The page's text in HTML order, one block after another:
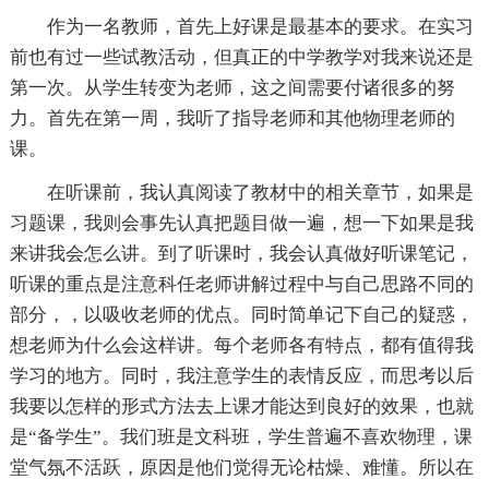
作为一名教师，首先上好课是最基本的要求。在实习
前也有过一些试教活动，但真正的中学教学对我来说还是
第一次。从学生转变为老师，这之间需要付诸很多的努
力。首先在第一周，我听了指导老师和其他物理老师的
课。
在听课前，我认真阅读了教材中的相关章节，如果是
习题课，我则会事先认真把题目做一遍，想一下如果是我
来讲我会怎么讲。到了听课时，我会认真做好听课笔记，
听课的重点是注意科任老师讲解过程中与自己思路不同的
部分，，以吸收老师的优点。同时简单记下自己的疑惑，
想老师为什么会这样讲。每个老师各有特点，都有值得我
学习的地方。同时，我注意学生的表情反应，而思考以后
我要以怎样的形式方法去上课才能达到良好的效果，也就
是“备学生”。我们班是文科班，学生普遍不喜欢物理，课
堂气氛不活跃，原因是他们觉得无论枯燥、难懂。所以在